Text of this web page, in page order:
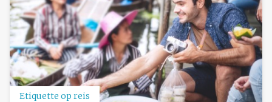
Etiquette op reis